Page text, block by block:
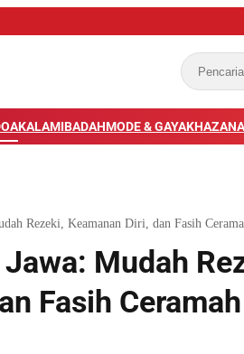
KALAMIBADAHMODE & GAYA
Rezeki, Keamanan Diri, dan Fasih
Mudah
Fasih Ceramah